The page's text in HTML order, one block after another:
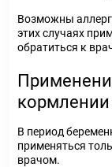
Возможны
этих случаях
обратиться к
кормлении
В период
применяться
врачом.